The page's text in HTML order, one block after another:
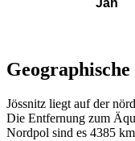
Geographische
Jössnitz liegt auf der
Die Entfernung zum
Nordpol sind es 4385